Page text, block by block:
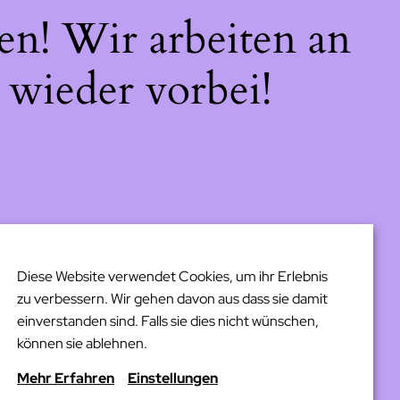
Wir arbeiten an
vorbei!
Diese Website verwendet Cookies, um ihr Erlebnis
zu verbessern. Wir gehen davon aus dass sie damit
einverstanden sind. Falls sie dies nicht wünschen,
können sie ablehnen.
Mehr Erfahren
Einstellungen